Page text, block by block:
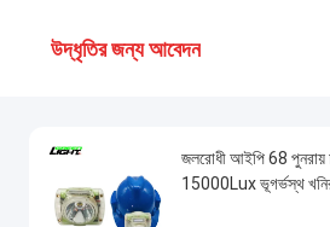
উদ্ধৃতির জন্য আবেদন
জলরোধী আইপি 68 পুনরায়
15000Lux ভূগর্ভস্থ